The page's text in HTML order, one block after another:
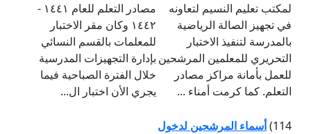
لمكتب تعليم النسيم لتعاونه
في تجهيز الصالة الرياضية
بالمدرسة لتنفيذ الاختبار
التحريري للمعلمين المرشحين
للعمل بأمانة مراكز مصادر
التعلم. كما كرمت أمناء ...
مصادر التعلم للعام ١٤٤١ -
١٤٤٢ وكان مقر الاختبار
للمعلمات بالقسم النسائي
بإدارة التجهيزات المدرسية
خلال الفترة الصباحية فيما
يجري الأن اختبار ال...
114) أسماء المرشحين لدخول